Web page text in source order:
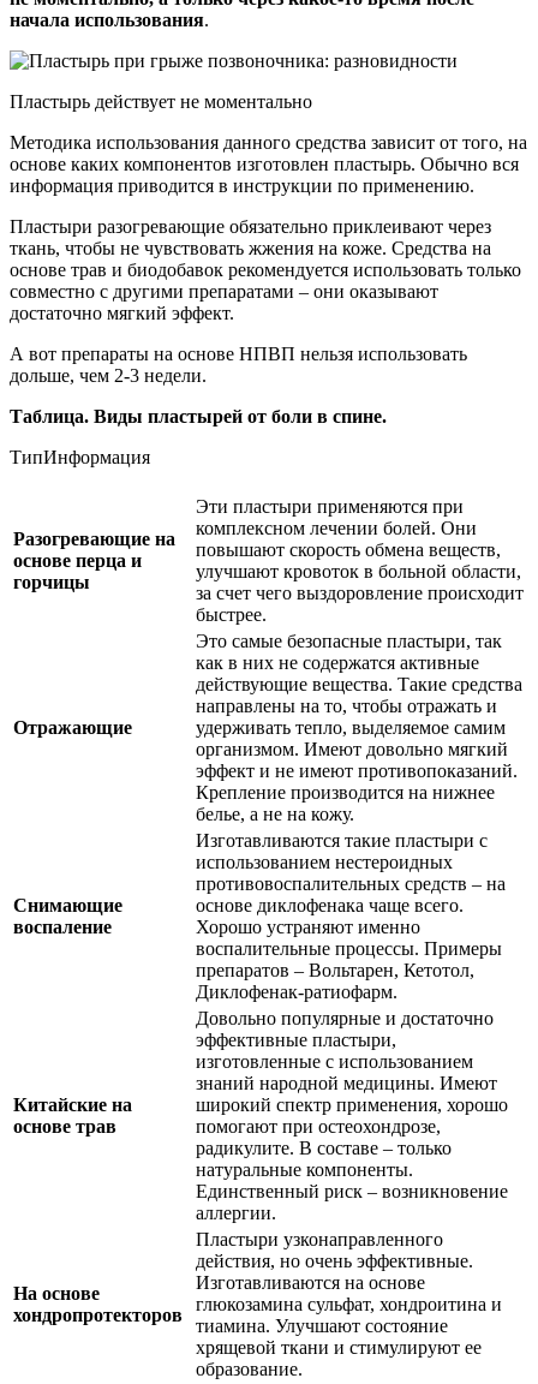
начала использования.
Пластырь действует не моментально
Методика использования данного средства зависит от того, на
основе каких компонентов изготовлен пластырь. Обычно вся
информация приводится в инструкции по применению.
Пластыри разогревающие обязательно приклеивают через
ткань, чтобы не чувствовать жжения на коже. Средства на
основе трав и биодобавок рекомендуется использовать только
совместно с другими препаратами – они оказывают
достаточно мягкий эффект.
А вот препараты на основе НПВП нельзя использовать
дольше, чем 2-3 недели.
Таблица. Виды пластырей от боли в спине.
ТипИнформация
Разогревающие на
основе перца и
горчицы
Эти пластыри применяются при
комплексном лечении болей. Они
повышают скорость обмена веществ,
улучшают кровоток в больной области,
за счет чего выздоровление происходит
быстрее.
Отражающие
Это самые безопасные пластыри, так
как в них не содержатся активные
действующие вещества. Такие средства
направлены на то, чтобы отражать и
удерживать тепло, выделяемое самим
организмом. Имеют довольно мягкий
эффект и не имеют противопоказаний.
Крепление производится на нижнее
белье, а не на кожу.
Снимающие
воспаление
Изготавливаются такие пластыри с
использованием нестероидных
противовоспалительных средств – на
основе диклофенака чаще всего.
Хорошо устраняют именно
воспалительные процессы. Примеры
препаратов – Вольтарен, Кетотол,
Диклофенак-ратиофарм.
Китайские на
основе трав
Довольно популярные и достаточно
эффективные пластыри,
изготовленные с использованием
знаний народной медицины. Имеют
широкий спектр применения, хорошо
помогают при остеохондрозе,
радикулите. В составе – только
натуральные компоненты.
Единственный риск – возникновение
аллергии.
На основе
хондропротекторов
Пластыри узконаправленного
действия, но очень эффективные.
Изготавливаются на основе
глюкозамина сульфат, хондроитина и
тиамина. Улучшают состояние
хрящевой ткани и стимулируют ее
образование.